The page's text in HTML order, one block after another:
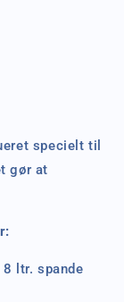
specielt til
gør at
ltr. spande